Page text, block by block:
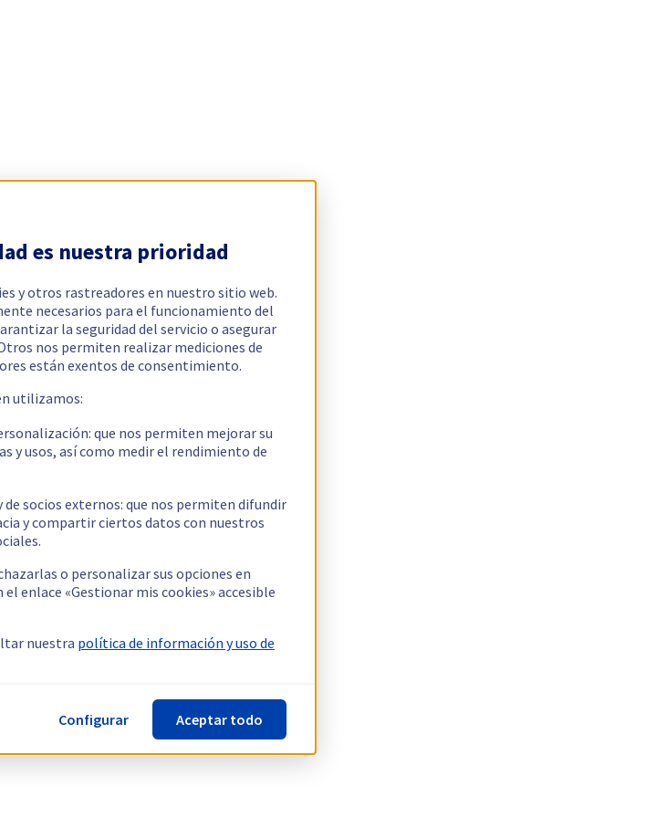
es nuestra prioridad
y otros rastreadores en nuestro sitio web.
necesarios para el funcionamiento del
la seguridad del servicio o asegurar
nos permiten realizar mediciones de
están exentos de consentimiento.
utilizamos:
que nos permiten mejorar su
y usos, así como medir el rendimiento de
de socios externos: que nos permiten difundir
y compartir ciertos datos con nuestros
o personalizar sus opciones en
enlace «Gestionar mis cookies» accesible
nuestra política de información y uso de
Configurar Aceptar todo